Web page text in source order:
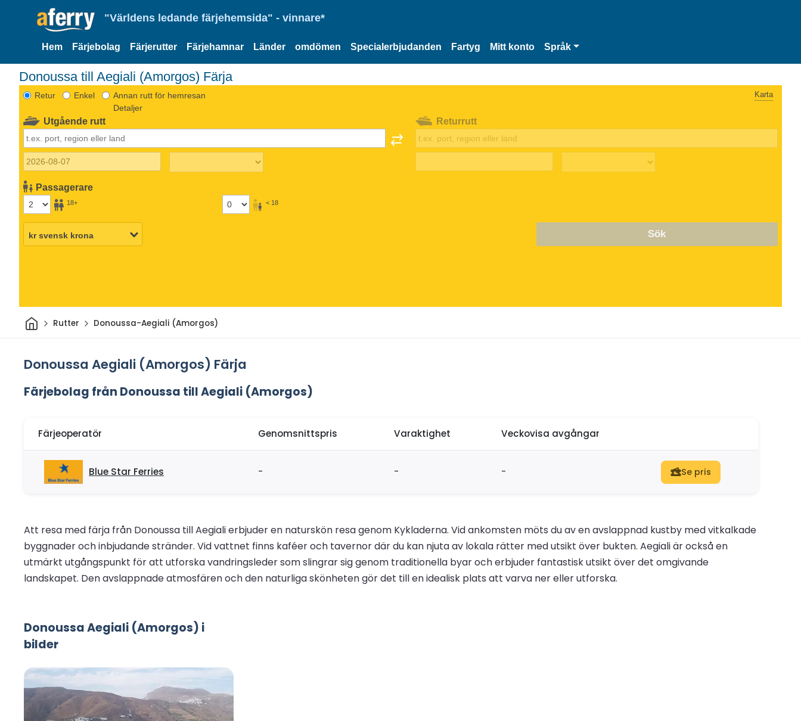
"Världens ledande färjehemsida" - vinnare*
Hem Färjebolag Färjerutter Färjehamnar Länder omdömen Specialerbjudanden Fartyg Mitt konto Språk
Donoussa till Aegiali (Amorgos) Färja
Retur Enkel
Annan rutt för hemresan
Detaljer
Karta
Utgående rutt
Passagerare
18+ < 18
Returrutt
Sök
HemRutter Donoussa-Aegiali (Amorgos)
Donoussa Aegiali (Amorgos) Färja
Färjebolag från Donoussa till Aegiali (Amorgos)
Färjeoperatör Genomsnittspris Varaktighet Veckovisa avgångar
Blue Star Ferries - - - Se pris
Att resa med färja från Donoussa till Aegiali erbjuder en naturskön resa genom Kykladerna. Vid ankomsten möts du av en avslappnad kustby med vitkalkade
byggnader och inbjudande stränder. Vid vattnet finns kaféer och tavernor där du kan njuta av lokala rätter med utsikt över bukten. Aegiali är också en
utmärkt utgångspunkt för att utforska vandringsleder som slingrar sig genom traditionella byar och erbjuder fantastisk utsikt över det omgivande
landskapet. Den avslappnade atmosfären och den naturliga skönheten gör det till en idealisk plats att varva ner eller utforska.
Donoussa Aegiali (Amorgos) i
bilder